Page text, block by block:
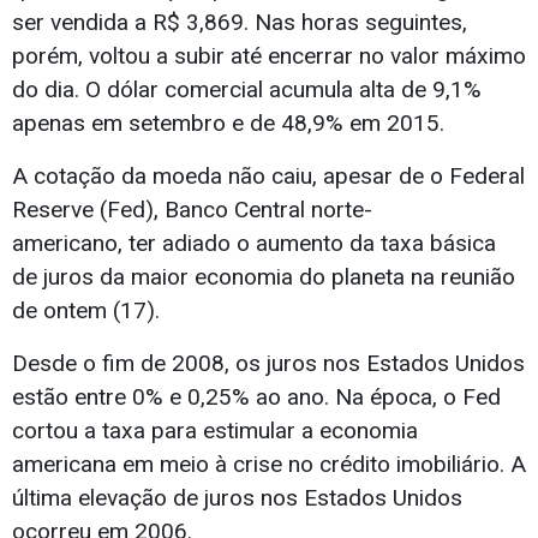
ser vendida a R$ 3,869. Nas horas seguintes,
porém, voltou a subir até encerrar no valor máximo
do dia. O dólar comercial acumula alta de 9,1%
apenas em setembro e de 48,9% em 2015.
A cotação da moeda não caiu, apesar de o Federal
Reserve (Fed), Banco Central norte-
americano, ter adiado o aumento da taxa básica
de juros da maior economia do planeta na reunião
de ontem (17).
Desde o fim de 2008, os juros nos Estados Unidos
estão entre 0% e 0,25% ao ano. Na época, o Fed
cortou a taxa para estimular a economia
americana em meio à crise no crédito imobiliário. A
última elevação de juros nos Estados Unidos
ocorreu em 2006.